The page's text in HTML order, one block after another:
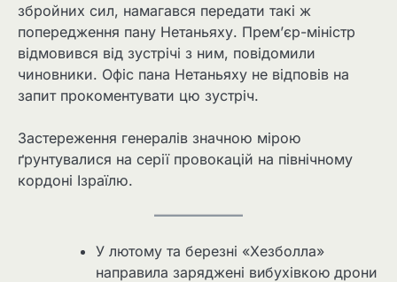
збройних сил, намагався передати такі ж
попередження пану Нетаньяху. Прем’єр-міністр
відмовився від зустрічі з ним, повідомили
чиновники. Офіс пана Нетаньяху не відповів на
запит прокоментувати цю зустріч.
Застереження генералів значною мірою
ґрунтувалися на серії провокацій на північному
кордоні Ізраїлю.
У лютому та березні «Хезболла»
направила заряджені вибухівкою дрони